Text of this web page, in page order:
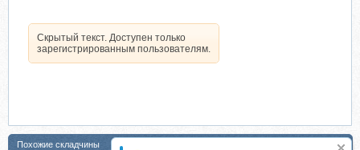
Скрытый текст. Доступен только
зарегистрированным пользователям.
Похожие складчины